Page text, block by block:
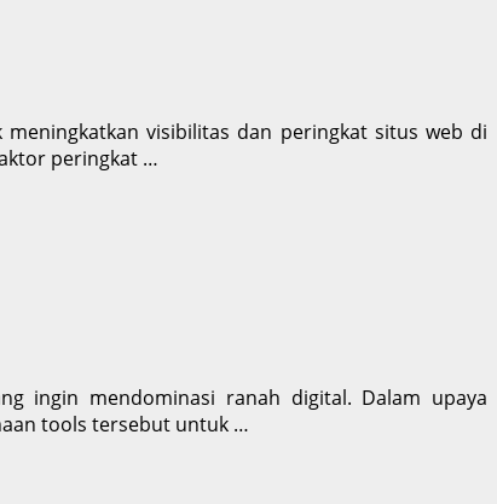
visibilitas dan peringkat situs web di
peringkat …
ingin mendominasi ranah digital. Dalam upaya
tools tersebut untuk …